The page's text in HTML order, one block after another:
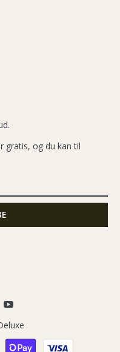
gratis, og du kan til
You